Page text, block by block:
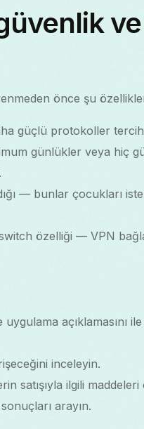
önce şu
güçlü protokoller
günlükler veya hiç
— bunlar çocukları
özelliği — VPN
açıklamasını
inceleyin.
satışıyla ilgili
arayın.